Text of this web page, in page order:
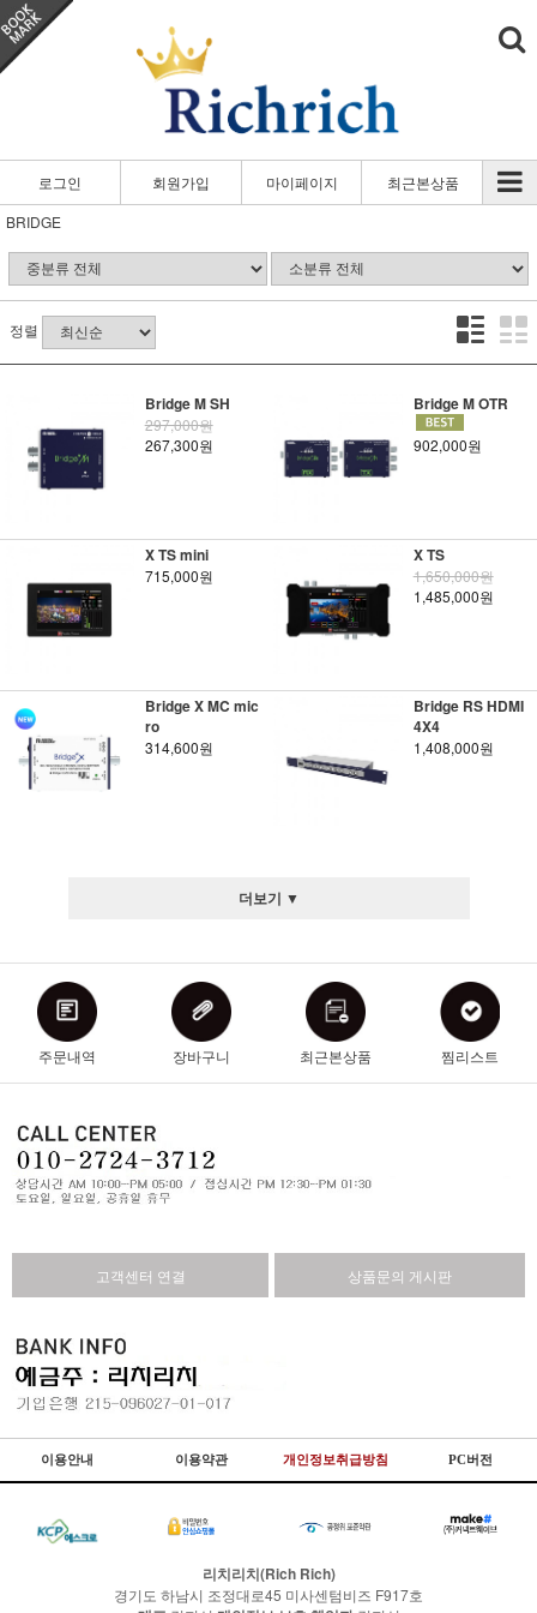
로그인 회원가입 마이페이지
최근본상품
BRIDGE
정렬
Bridge M SH
297,000원
267,300원
Bridge M OTR
902,000원
X TS mini
715,000원
X TS
1,650,000원
1,485,000원
Bridge X MC mic
ro
314,600원
Bridge RS HDMI
4X4
1,408,000원
더보기 ▼
주문내역 장바구니 최근본상품 찜리스트
고객센터 연결 상품문의 게시판
이용안내 이용약관 개인정보취급방침 PC버전
리치리치(Rich Rich)
경기도 하남시 조정대로45 미사센텀비즈 F917호